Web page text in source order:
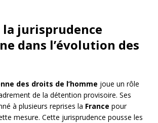
la jurisprudence
dans l’évolution des
des droits de l’homme joue un rôle
de la détention provisoire. Ses
à plusieurs reprises la France pour
mesure. Cette jurisprudence pousse les